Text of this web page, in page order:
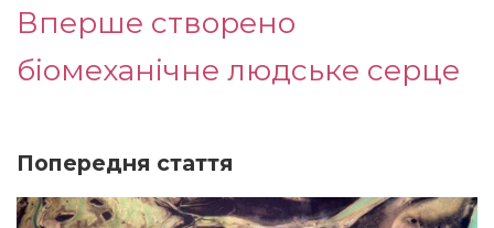
Вперше створено
біомеханічне людське серце
Попередня стаття